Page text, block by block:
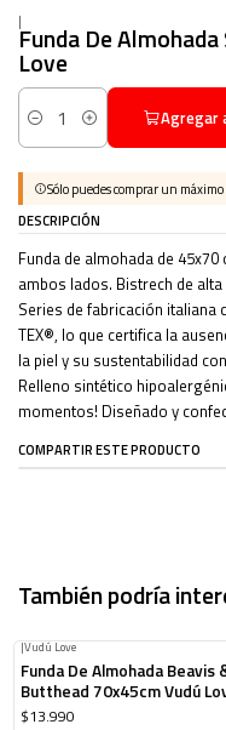
|
Funda De
Love
Cantidad Agregar
Sólo puedes comprar un
DESCRIPCIÓN
Funda de almohada de
ambos lados. Bistrech de
Series de fabricación italiana
TEX®, lo que certifica la
la piel y su sustentabilidad
Relleno sintético
momentos! Diseñado y
COMPARTIR ESTE PRODUCTO
También podría
|Vudú Love
Funda De Almohada Beavis
Butthead 70x45cm Vudú
$13.990